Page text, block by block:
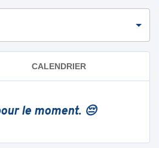
CALENDRIER
le moment. 😔